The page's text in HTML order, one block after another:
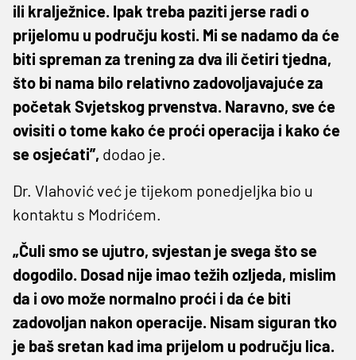
ili kralježnice. Ipak treba paziti jerse radi o
prijelomu u području kosti. Mi se nadamo da će
biti spreman za trening za dva ili četiri tjedna,
što bi nama bilo relativno zadovoljavajuće za
početak Svjetskog prvenstva. Naravno, sve će
ovisiti o tome kako će proći operacija i kako će
se osjećati”, dodao je.
Dr. Vlahović već je tijekom ponedjeljka bio u
kontaktu s Modrićem.
„Čuli smo se ujutro, svjestan je svega što se
dogodilo. Dosad nije imao težih ozljeda, mislim
da i ovo može normalno proći i da će biti
zadovoljan nakon operacije. Nisam siguran tko
je baš sretan kad ima prijelom u području lica.